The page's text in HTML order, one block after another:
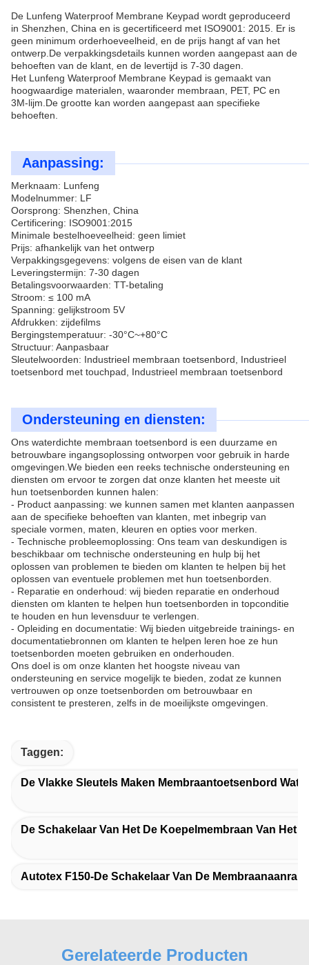
De Lunfeng Waterproof Membrane Keypad wordt geproduceerd
in Shenzhen, China en is gecertificeerd met ISO9001: 2015. Er is
geen minimum orderhoeveelheid, en de prijs hangt af van het
ontwerp.De verpakkingsdetails kunnen worden aangepast aan de
behoeften van de klant, en de levertijd is 7-30 dagen.
Het Lunfeng Waterproof Membrane Keypad is gemaakt van
hoogwaardige materialen, waaronder membraan, PET, PC en
3M-lijm.De grootte kan worden aangepast aan specifieke
behoeften.
Aanpassing:
Merknaam: Lunfeng
Modelnummer: LF
Oorsprong: Shenzhen, China
Certificering: ISO9001:2015
Minimale bestelhoeveelheid: geen limiet
Prijs: afhankelijk van het ontwerp
Verpakkingsgegevens: volgens de eisen van de klant
Leveringstermijn: 7-30 dagen
Betalingsvoorwaarden: TT-betaling
Stroom: ≤ 100 mA
Spanning: gelijkstroom 5V
Afdrukken: zijdefilms
Bergingstemperatuur: -30°C~+80°C
Structuur: Aanpasbaar
Sleutelwoorden: Industrieel membraan toetsenbord, Industrieel
toetsenbord met touchpad, Industrieel membraan toetsenbord
Ondersteuning en diensten:
Ons waterdichte membraan toetsenbord is een duurzame en
betrouwbare ingangsoplossing ontworpen voor gebruik in harde
omgevingen.We bieden een reeks technische ondersteuning en
diensten om ervoor te zorgen dat onze klanten het meeste uit
hun toetsenborden kunnen halen:
- Product aanpassing: we kunnen samen met klanten aanpassen
aan de specifieke behoeften van klanten, met inbegrip van
speciale vormen, maten, kleuren en opties voor merken.
- Technische probleemoplossing: Ons team van deskundigen is
beschikbaar om technische ondersteuning en hulp bij het
oplossen van problemen te bieden om klanten te helpen bij het
oplossen van eventuele problemen met hun toetsenborden.
- Reparatie en onderhoud: wij bieden reparatie en onderhoud
diensten om klanten te helpen hun toetsenborden in topconditie
te houden en hun levensduur te verlengen.
- Opleiding en documentatie: Wij bieden uitgebreide trainings- en
documentatiebronnen om klanten te helpen leren hoe ze hun
toetsenborden moeten gebruiken en onderhouden.
Ons doel is om onze klanten het hoogste niveau van
ondersteuning en service mogelijk te bieden, zodat ze kunnen
vertrouwen op onze toetsenborden om betrouwbaar en
consistent te presteren, zelfs in de moeilijkste omgevingen.
Taggen:
De Vlakke Sleutels Maken Membraantoetsenbord
De Schakelaar Van Het De Koepelmembraan Van Het
Autotex F150-De Schakelaar Van De
Gerelateerde Producten